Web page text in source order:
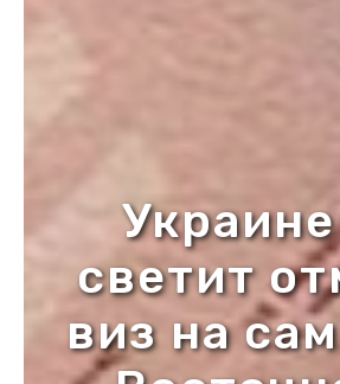
светит
виз на